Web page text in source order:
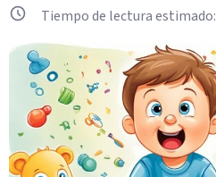
Tiempo de lectura estimado: